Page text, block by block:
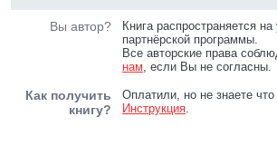
Вы автор?
Книга распространяется на
партнёрской программы.
Все авторские права
нам, если Вы не согласны.
Как получить
книгу?
Оплатили, но не знаете
Инструкция.